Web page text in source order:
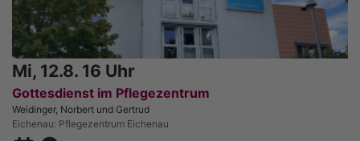
Mi, 12.8. 16 Uhr
Gottesdienst im Pflegezentrum
Weidinger, Norbert und Gertrud
Eichenau Pflegezentrum Eichenau